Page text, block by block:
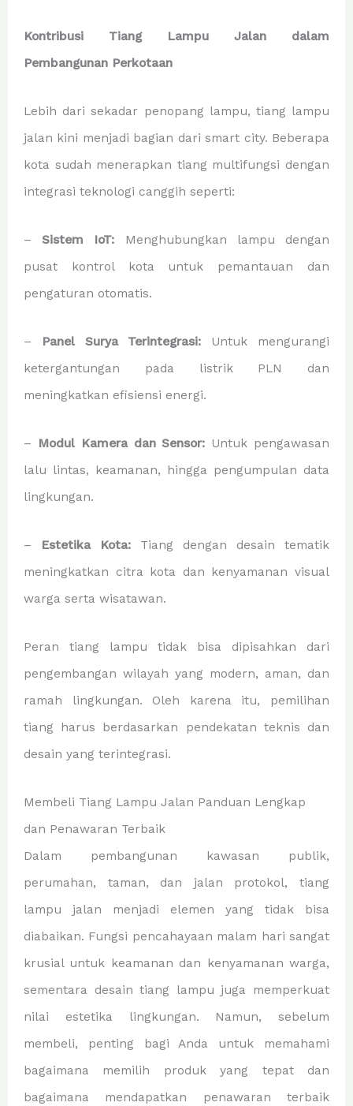
Kontribusi Tiang Lampu Jalan dalam
Pembangunan Perkotaan
Lebih dari sekadar penopang lampu, tiang lampu
jalan kini menjadi bagian dari smart city. Beberapa
kota sudah menerapkan tiang multifungsi dengan
integrasi teknologi canggih seperti:
–Sistem IoT: Menghubungkan lampu dengan
pusat kontrol kota untuk pemantauan dan
pengaturan otomatis.
– Panel Surya Terintegrasi: Untuk mengurangi
ketergantungan pada listrik PLN dan
meningkatkan efisiensi energi.
– Modul Kamera dan Sensor: Untuk pengawasan
lalu lintas, keamanan, hingga pengumpulan data
lingkungan.
– Estetika Kota: Tiang dengan desain tematik
meningkatkan citra kota dan kenyamanan visual
warga serta wisatawan.
Peran tiang lampu tidak bisa dipisahkan dari
pengembangan wilayah yang modern, aman, dan
ramah lingkungan. Oleh karena itu, pemilihan
tiang harus berdasarkan pendekatan teknis dan
desain yang terintegrasi.
Membeli Tiang Lampu Jalan Panduan Lengkap
dan Penawaran Terbaik
Dalam pembangunan kawasan publik,
perumahan, taman, dan jalan protokol, tiang
lampu jalan menjadi elemen yang tidak bisa
diabaikan. Fungsi pencahayaan malam hari sangat
krusial untuk keamanan dan kenyamanan warga,
sementara desain tiang lampu juga memperkuat
nilai estetika lingkungan. Namun, sebelum
membeli, penting bagi Anda untuk memahami
bagaimana memilih produk yang tepat dan
bagaimana mendapatkan penawaran terbaik